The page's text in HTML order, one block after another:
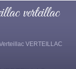
verteillac
VERTEILLAC